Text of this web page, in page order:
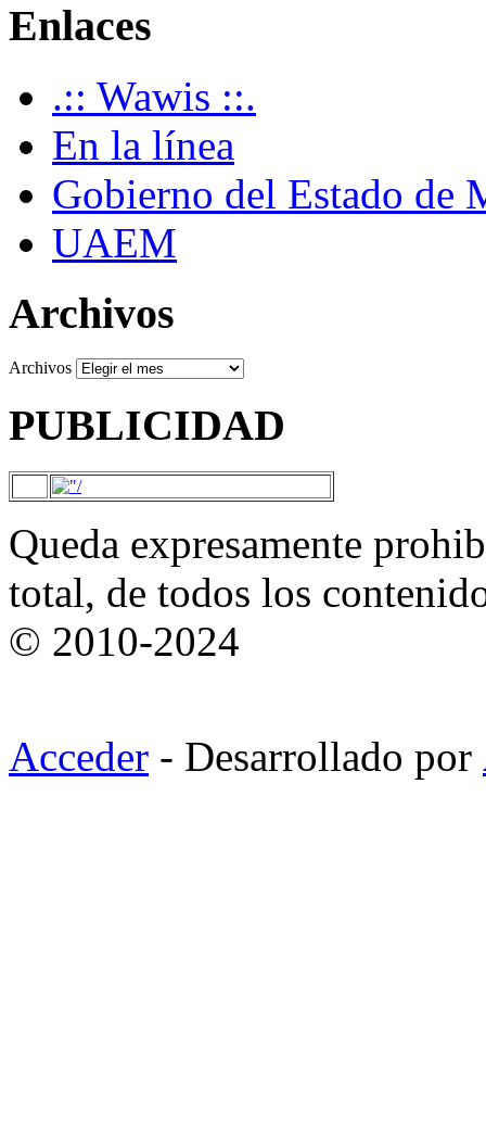
Enlaces
.:: Wawis ::.
En la línea
Gobierno del Estado de
UAEM
Archivos
Archivos
PUBLICIDAD
Queda expresamente
total, de todos los
© 2010-2024
Acceder - Desarrollado por